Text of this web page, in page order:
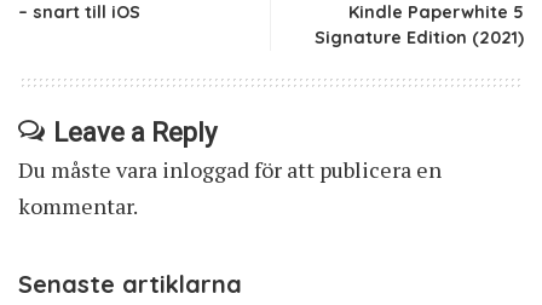
– snart till iOS
Kindle Paperwhite 5
Signature Edition (2021)
Leave a Reply
Du måste vara inloggadför att publicera en
kommentar.
Senaste artiklarna